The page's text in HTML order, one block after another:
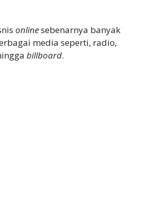
onlinesebenarnya banyak
media seperti, radio,
billboard.